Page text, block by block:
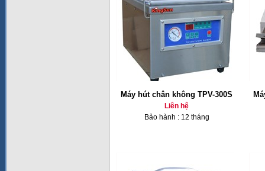
Máy hút chân không TPV-300S
Liên hệ
Bảo hành : 12 tháng